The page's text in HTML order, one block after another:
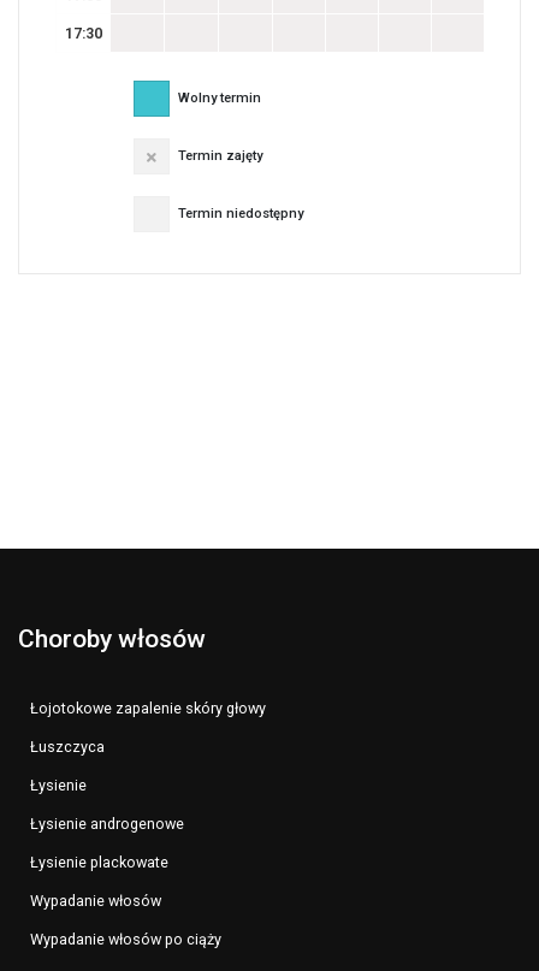
17:30
Wolny termin
Termin zajęty
Termin niedostępny
Choroby włosów
Łojotokowe zapalenie skóry głowy
Łuszczyca
Łysienie
Łysienie androgenowe
Łysienie plackowate
Wypadanie włosów
Wypadanie włosów po ciąży